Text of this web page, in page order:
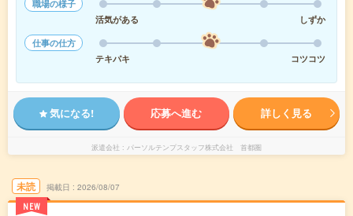
職場の様子
活気がある
しずか
仕事の仕方
テキパキ
コツコツ
気になる! 応募へ進む 詳しく見る
派遣会社 パーソルテンプスタッフ株式会社 首都圏
未読
NEW
掲載日 2026/08/07